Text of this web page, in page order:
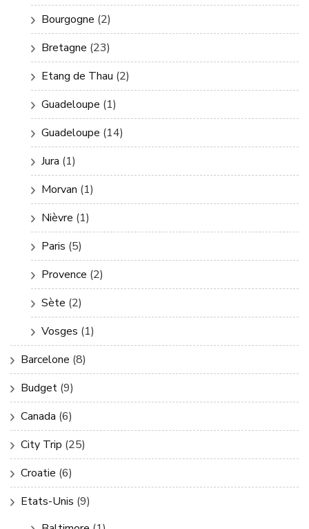
Bourgogne (2)
Bretagne (23)
Etang de Thau (2)
Guadeloupe (1)
Guadeloupe (14)
Jura (1)
Morvan (1)
Nièvre (1)
Paris (5)
Provence (2)
Sète (2)
Vosges (1)
Barcelone (8)
Budget (9)
Canada (6)
City Trip (25)
Croatie (6)
Etats-Unis (9)